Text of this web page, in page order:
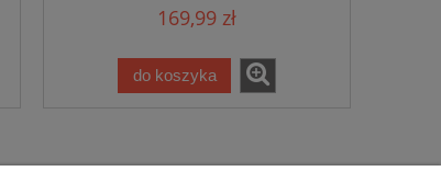
169,99 zł
do koszyka